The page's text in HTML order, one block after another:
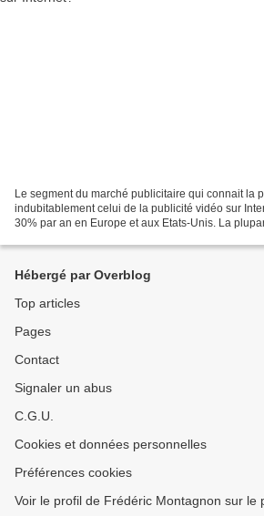
Le segment du marché publicitaire qui connait la
indubitablement celui de la publicité vidéo sur
30% par an en Europe et aux Etats-Unis. La
Hébergé par Overblog
Top articles
Pages
Contact
Signaler un abus
C.G.U.
Cookies et données personnelles
Préférences cookies
Voir le profil de Frédéric Montagnon sur le